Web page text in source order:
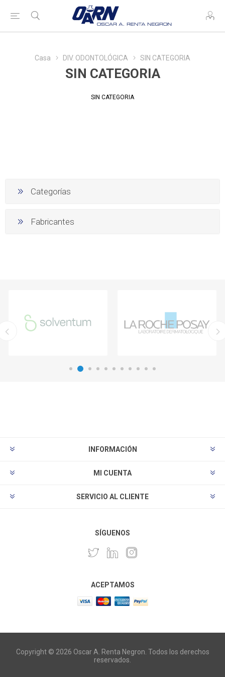
Casa DIV. ODONTOLÓGICA SIN CATEGORIA
SIN CATEGORIA
SIN CATEGORIA
Categorías
Fabricantes
INFORMACIÓN
MI CUENTA
SERVICIO AL CLIENTE
SÍGUENOS
ACEPTAMOS
Copyright © 2026 Oscar A. Renta Negron. Todos los derechos
reservados.